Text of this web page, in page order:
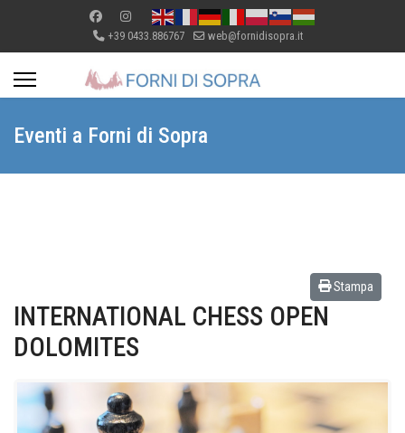
+39 0433.886767 web@fornidisopra.it
Eventi a Forni di Sopra
Stampa
INTERNATIONAL CHESS OPEN
DOLOMITES